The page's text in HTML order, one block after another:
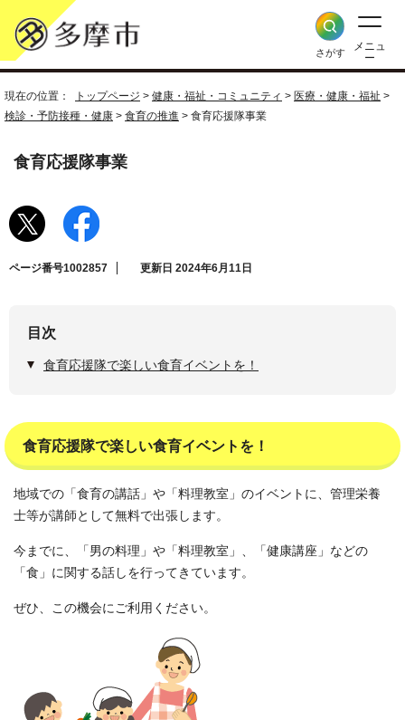
さがす
メニュ
ー
現在の位置： トップページ > 健康・福祉・コミュニティ > 医療・健康・福祉 >
検診・予防接種・健康 > 食育の推進 > 食育応援隊事業
食育応援隊事業
ページ番号1002857 更新日 2024年6月11日
目次
食育応援隊で楽しい食育イベントを！
食育応援隊で楽しい食育イベントを！
地域での「食育の講話」や「料理教室」のイベントに、管理栄養
士等が講師として無料で出張します。
今までに、「男の料理」や「料理教室」、「健康講座」などの
「食」に関する話しを行ってきています。
ぜひ、この機会にご利用ください。